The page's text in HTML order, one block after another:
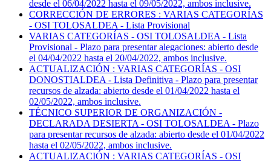
desde el 06/04/2022 hasta el 09/05/2022, ambos inclusive.
CORRECCIÓN DE ERRORES : VARIAS CATEGORÍAS
- OSI TOLOSALDEA - Lista Provisional
VARIAS CATEGORÍAS - OSI TOLOSALDEA - Lista
Provisional - Plazo para presentar alegaciones: abierto desde
el 04/04/2022 hasta el 20/04/2022, ambos inclusive.
ACTUALIZACIÓN : VARIAS CATEGORÍAS - OSI
DONOSTIALDEA - Lista Definitiva - Plazo para presentar
recursos de alzada: abierto desde el 01/04/2022 hasta el
02/05/2022, ambos inclusive.
TÉCNICO SUPERIOR DE ORGANIZACIÓN -
DECLARADA DESIERTA - OSI TOLOSALDEA - Plazo
para presentar recursos de alzada: abierto desde el 01/04/2022
hasta el 02/05/2022, ambos inclusive.
ACTUALIZACIÓN : VARIAS CATEGORÍAS - OSI